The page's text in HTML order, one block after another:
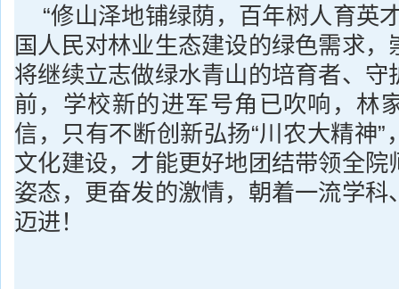
“修山泽地铺绿荫，百年树人育英
国人民对林业生态建设的绿色需求，
将继续立志做绿水青山的培育者、守
前，学校新的进军号角已吹响，林
信，只有不断创新弘扬“川农大精神”
文化建设，才能更好地团结带领全院
姿态，更奋发的激情，朝着一流学科
迈进！